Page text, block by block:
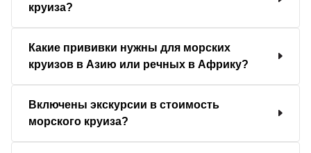
круиза?
Какие прививки нужны для морских
круизов в Азию или речных в Африку?
Включены экскурсии в стоимость
морского круиза?